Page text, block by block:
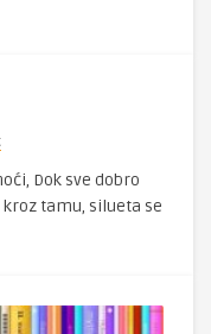
Dok sve dobro
tamu, silueta se